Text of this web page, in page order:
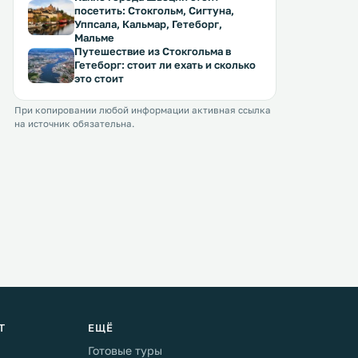
посетить: Стокгольм, Сигтуна,
Уппсала, Кальмар, Гетеборг,
Мальме
Путешествие из Стокгольма в
Гетеборг: стоит ли ехать и сколько
это стоит
При копировании любой информации активная ссылка
на источник обязательна.
ЕЩЁ
Готовые туры